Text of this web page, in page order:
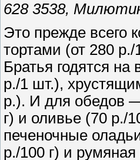
628 3538,
Это прежде всего
тортами (от 280
Братья годятся
р./1 шт.),
р.). И для обедов
г) и оливье (70 р./
печеночные
р./100 г) и